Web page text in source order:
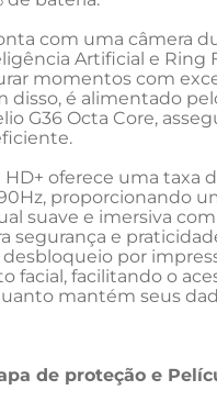
com uma câmera
Artificial e Ring
momentos com
disso, é alimentado
G36 Octa Core,
HD+ oferece uma taxa
proporcionando
suave e imersiva
segurança e
desbloqueio por
facial, facilitando o
mantém seus
de proteção e